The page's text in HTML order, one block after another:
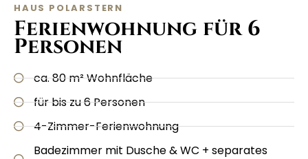
HAUS POLARSTERN
Ferienwohnung für 6
Personen
ca. 80 m² Wohnfläche
für bis zu 6 Personen
4-Zimmer-Ferienwohnung
Badezimmer mit Dusche & WC + separates